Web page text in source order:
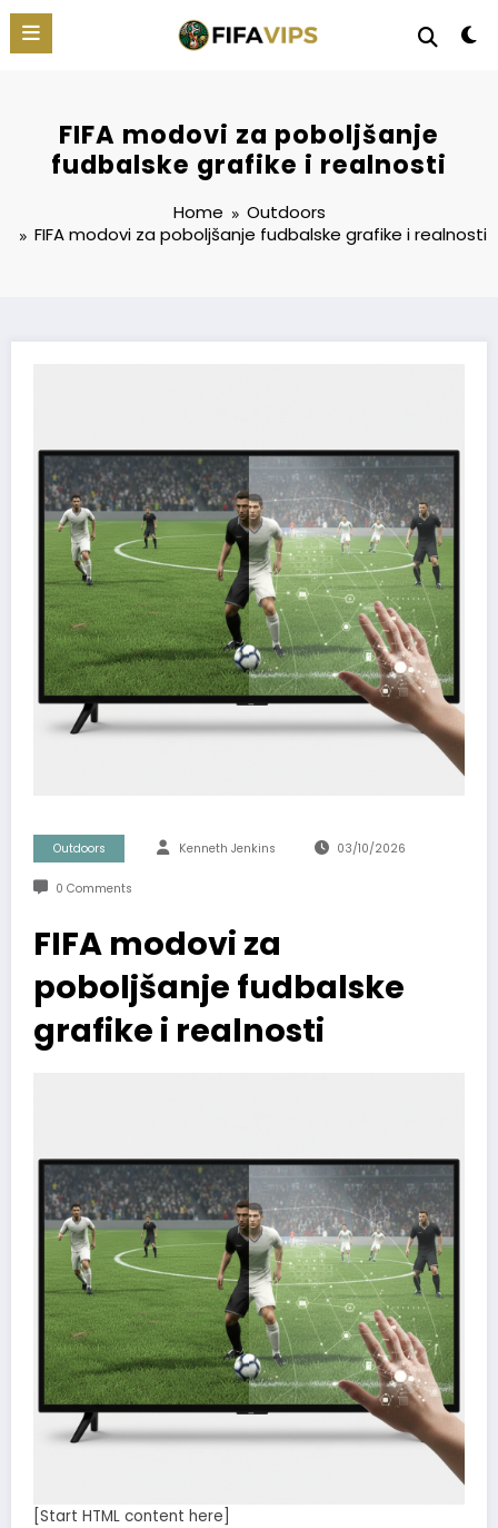
Skip
content
FIFA modovi za poboljšanje
fudbalske grafike i realnosti
Home
Outdoors
FIFAmodovi za poboljšanje fudbalske grafike i realnosti
Outdoors Kenneth Jenkins 03/10/2026
0 Comments
FIFA modovi za
poboljšanje fudbalske
grafike i realnosti
[Start HTML content here]